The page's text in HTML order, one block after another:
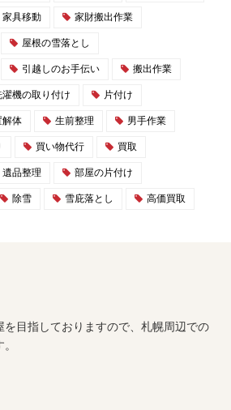
家具移動 家財搬出作業
屋根の雪落とし
引越しのお手伝い 搬出作業
濯機の取り付け 片付け
解体 生前整理 男手作業
買い物代行 買取
遺品整理 部屋の片付け
除雪 雪庇落とし 高価買取
を目指しておりますので、札幌周辺での